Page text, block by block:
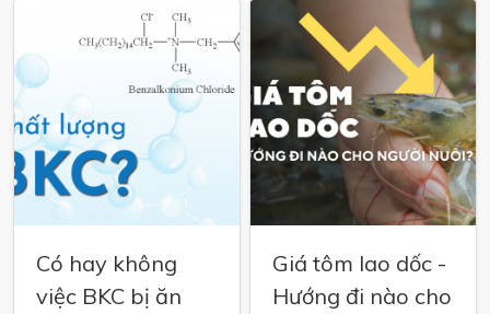
Có hay không
việc BKC bị ăn
Giá tôm lao dốc -
Hướng đi nào cho